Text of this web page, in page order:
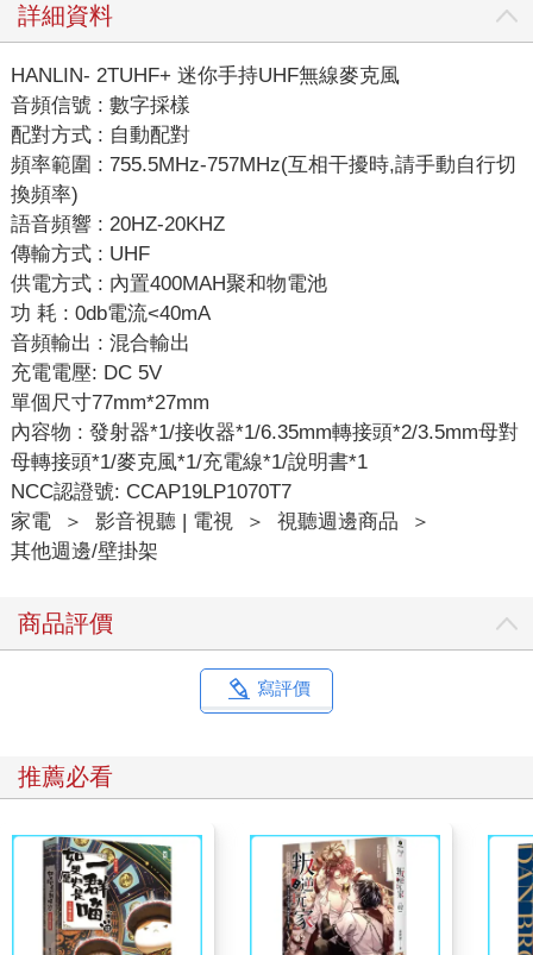
詳細資料
HANLIN- 2TUHF+ 迷你手持UHF無線麥克風
音頻信號 : 數字採樣
配對方式 : 自動配對
頻率範圍 : 755.5MHz-757MHz(互相干擾時,請手動自行切
換頻率)
語音頻響 : 20HZ-20KHZ
傳輸方式 : UHF
供電方式 : 內置400MAH聚和物電池
功 耗 : 0db電流<40mA
音頻輸出 : 混合輸出
充電電壓: DC 5V
單個尺寸77mm*27mm
內容物 : 發射器*1/接收器*1/6.35mm轉接頭*2/3.5mm母對
母轉接頭*1/麥克風*1/充電線*1/說明書*1
NCC認證號: CCAP19LP1070T7
家電
＞ 影音視聽 | 電視 ＞ 視聽週邊商品
＞
其他週邊/壁掛架
商品評價
寫評價
推薦必看